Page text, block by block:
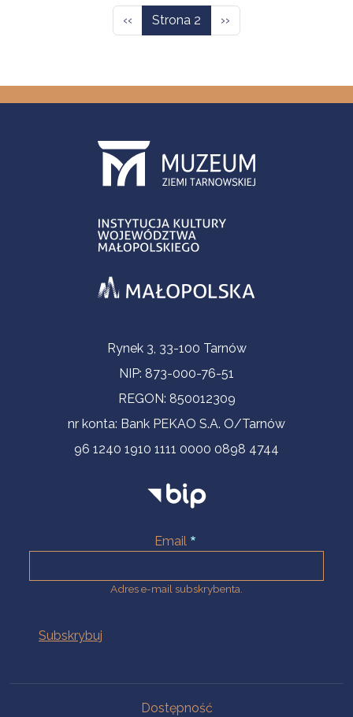
Poprzednia strona
‹‹ Strona 2 Następna strona
››
Informacje kontaktoweRynek 3, 33-100 Tarnów
NIP: 873-000-76-51
REGON: 850012309
nr konta: Bank PEKAO S.A. O/Tarnów
96 1240 1910 1111 0000 0898 4744
Email
Adres e-mail subskrybenta.
Dostępność